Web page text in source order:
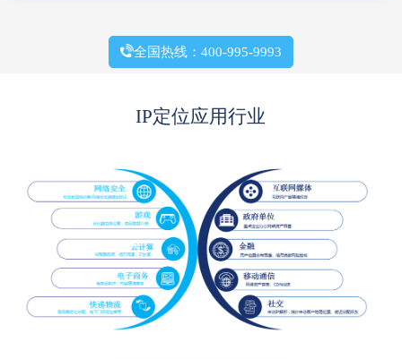
全国热线：400-995-9993
IP定位应用行业